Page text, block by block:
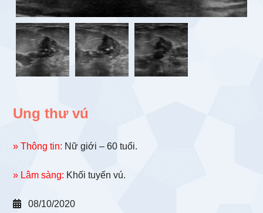
Ung thư vú
» Thông tin: Nữ giới – 60 tuổi.
» Lâm sàng: Khối tuyến vú.
08/10/2020